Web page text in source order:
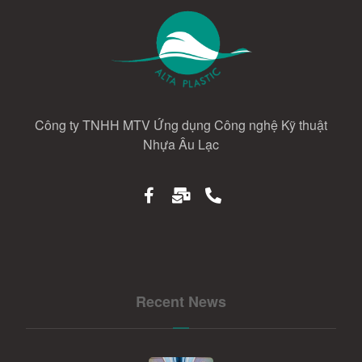
Công ty TNHH MTV Ứng dụng Công nghệ Kỹ thuật
Nhựa Âu Lạc
Recent News